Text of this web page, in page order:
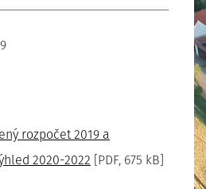
rozpočet 2019 a
2020-2022 [PDF, 675 kB]